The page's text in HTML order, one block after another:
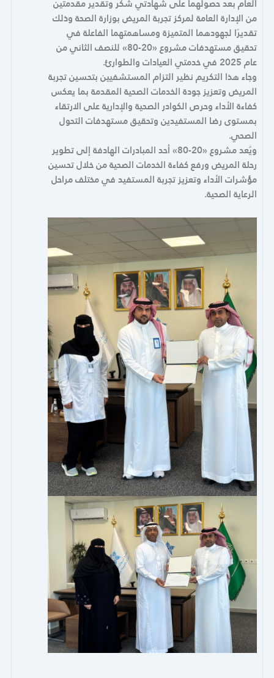
العام بعد حصولهما على شهادتي شكر وتقدير مقدمتين
من الإدارة العامة لمركز تجربة المريض بوزارة الصحة وذلك
تقديرًا لجهودهما المتميزة ومساهمتهما الفاعلة في
تحقيق مستهدفات مشروع «20-80» للنصف الثاني من
عام 2025 في خدمتي العيادات والطوارئ.
وجاء هذا التكريم نظير التزام المستشفيين بتحسين تجربة
المريض وتعزيز جودة الخدمات الصحية المقدمة بما يعكس
كفاءة الأداء وحرص الكوادر الصحية والإدارية على الارتقاء
بمستوى رضا المستفيدين وتحقيق مستهدفات التحول
الصحي.
ويُعد مشروع «20-80» أحد المبادرات الهادفة إلى تطوير
رحلة المريض ورفع كفاءة الخدمات الصحية من خلال تحسين
مؤشرات الأداء وتعزيز تجربة المستفيد في مختلف مراحل
الرعاية الصحية.